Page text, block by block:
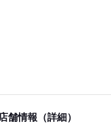
舗情報（詳細）